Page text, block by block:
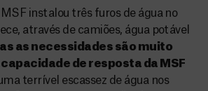
instalou três furos de água no
através de camiões, água potável
as necessidades são muito
de resposta da MSF
terrível escassez de água nos